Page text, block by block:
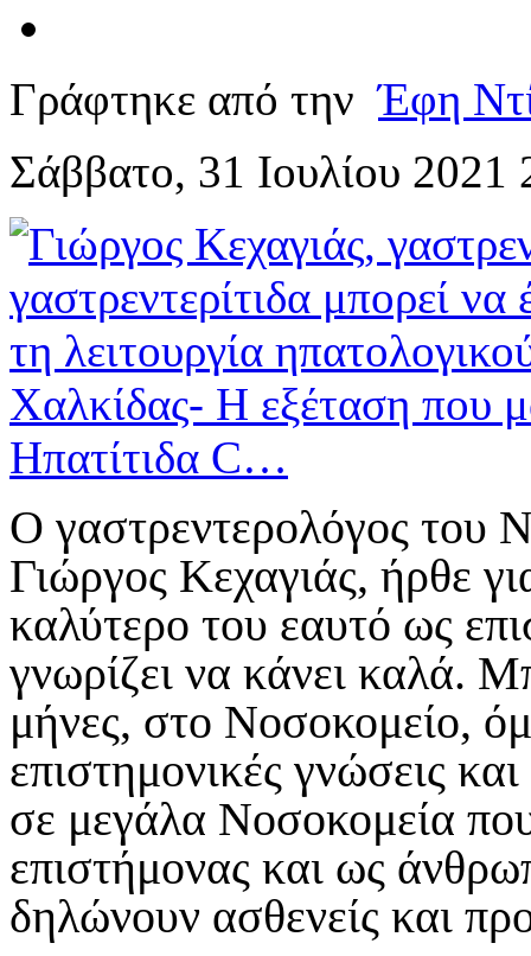
Γράφτηκε από τηνΈφη
Σάββατο, 31 Ιουλίου 2021
Ο γαστρεντερολόγος του
Γιώργος Κεχαγιάς, ήρθε
καλύτερο του εαυτό ως
γνωρίζει να κάνει καλά.
μήνες, στο Νοσοκομείο,
επιστημονικές γνώσεις
σε μεγάλα Νοσοκομεία
επιστήμονας και ως
δηλώνουν ασθενείς και